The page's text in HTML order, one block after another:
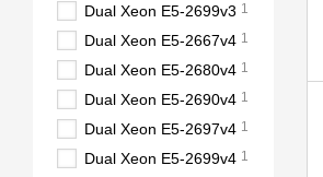
Dual Xeon E5-2699v3 1
Dual Xeon E5-2667v4 1
Dual Xeon E5-2680v4 1
Dual Xeon E5-2690v4 1
Dual Xeon E5-2697v4 1
Dual Xeon E5-2699v4 1